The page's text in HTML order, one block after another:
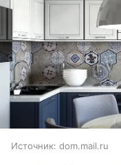
Источник: dom.mail.ru